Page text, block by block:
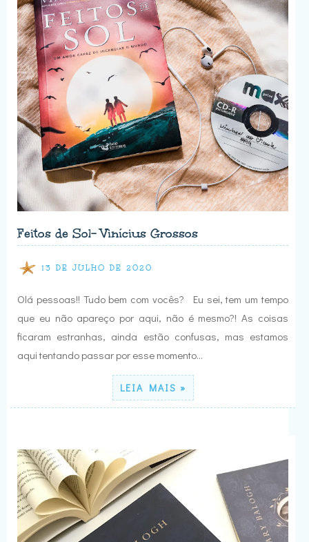
Feitos de Sol- Vinícius Grossos
13 DE JULHO DE 2020
Olá pessoas!! Tudo bem com vocês? Eu sei, tem um tempo
que eu não apareço por aqui, não é mesmo?! As coisas
ficaram estranhas, ainda estão confusas, mas estamos
aqui tentando passar por esse momento…
LEIA MAIS »